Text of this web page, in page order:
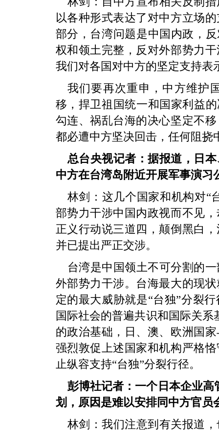
以各种形式表达了对中方立场
部分，台湾问题是中国内政，
权和领土完整，反对外部势力
我们对各国对中方的坚定支持表
我们要再次重申，中方维护
移，捍卫祖国统一和国家利益
勾连、祸乱台海的决心坚定不
都必遭中方坚决回击，任何阻
总台央视记者：据报道，日
中方在台湾岛附近开展军事演
林剑：这几个国家和机构对“
部势力干涉中国内政视而不见
正义行动说三道四，颠倒黑白
并已提出严正交涉。
台湾是中国领土不可分割的
外部势力干涉。台海最大的现
定的最大威胁就是“台独”分裂
国际社会的普遍共识和国际关
的政治基础，日、澳、欧洲国
强烈敦促上述国家和机构严格
止纵容支持“台独”分裂行径。
彭博社记者：一个日本企业
划，原因是难以安排同中方官员
林剑：我们注意到有关报道